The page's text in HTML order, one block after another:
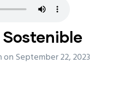
on September 22, 2023